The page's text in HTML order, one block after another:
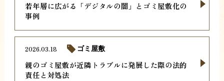
若年層に広がる「デジタルの闇」とゴミ屋敷化の
事例
親のゴミ屋敷が近隣トラブルに発展した際の法的
責任と対処法
2026.03.18 ゴミ屋敷